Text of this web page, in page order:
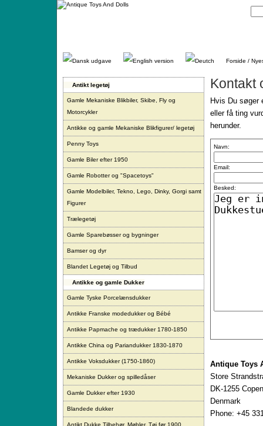
Gå
Forside /
Antikt legetøj
Gamle Mekaniske Blikbiler, Skibe, Fly og
Motorcykler
Antikke og gamle Mekaniske Blikfigurer/ legetøj
Penny Toys
Gamle Biler efter 1950
Gamle Robotter og "Spacetoys"
Gamle Modelbiler, Tekno, Lego, Dinky, Gorgi samt
Figurer
Trælegetøj
Gamle Sparebøsser og bygninger
Bamser og dyr
Blandet Legetøj og Tilbud
Antikke og gamle Dukker
Gamle Tyske Porcelænsdukker
Antikke Franske modedukker og Bébé
Antikke Papmache og trædukker 1780-1850
Antikke China og Pariandukker 1830-1870
Antikke Voksdukker (1750-1860)
Mekaniske Dukker og spilledåser
Gamle Dukker efter 1930
Blandede dukker
Antikt Dukke Tilbehør, Møbler, Tøj før 1900
Kontakt
Hvis Du
eller få ting
herunder.
Navn:
Email:
Besked:
Antique Toys
Store
DK-1255
Denmark
Phone: +45